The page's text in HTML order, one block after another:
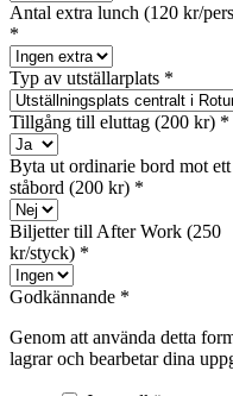
Antal extra lunch (120 kr/
*
Typ av utställarplats *
Tillgång till eluttag (200 kr) *
Byta ut ordinarie bord mot ett
ståbord (200 kr) *
Biljetter till After Work (250
kr/styck) *
Godkännande *
Genom att använda detta
lagrar och bearbetar dina